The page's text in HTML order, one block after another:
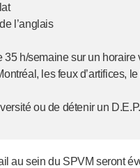
l’anglais
h/semaine sur un horaire
les feux d’artifices, le
ou de détenir un
au sein du SPVM seront